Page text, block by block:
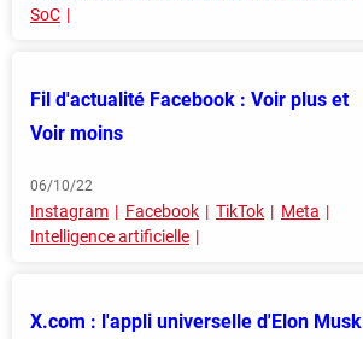
SoC
Fil d'actualité Facebook : Voir plus et
Voir moins
06/10/22
Instagram Facebook TikTok
Meta
Intelligence artificielle
X.com : l'appli universelle d'Elon Musk